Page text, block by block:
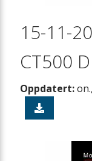
15-11-
CT500
Oppdatert: